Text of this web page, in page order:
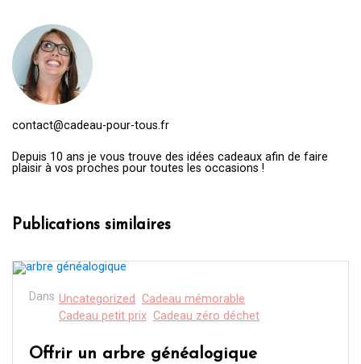
contact@cadeau-pour-tous.fr
Depuis 10 ans je vous trouve des idées cadeaux afin de faire
plaisir à vos proches pour toutes les occasions !
Publications similaires
Dans Uncategorized Cadeau mémorable
Cadeau petit prix Cadeau zéro déchet
Offrir un arbre généalogique